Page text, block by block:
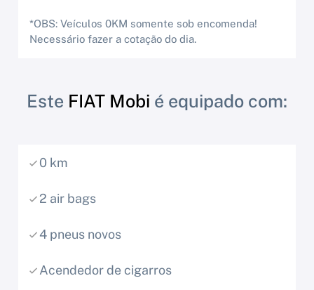
*OBS: Veículos 0KM somente sob encomenda!
Necessário fazer a cotação do dia.
Este FIAT Mobi é equipado com:
0 km
2 air bags
4 pneus novos
Acendedor de cigarros